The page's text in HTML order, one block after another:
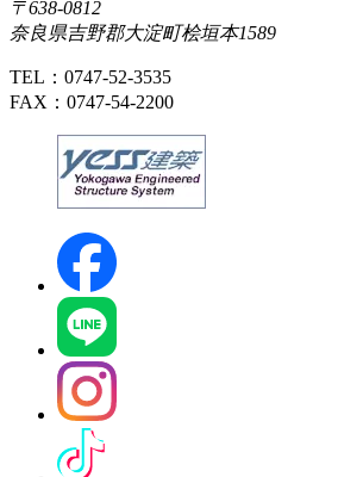
〒638-0812
奈良県吉野郡大淀町桧垣本1589
TEL：0747-52-3535
FAX：0747-54-2200